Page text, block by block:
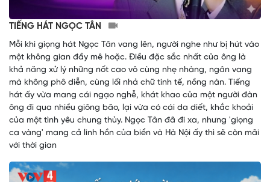
TIẾNG HÁT NGỌC TÂN
Mỗi khi giọng hát Ngọc Tân vang lên, người nghe như bị hút vào
một không gian đầy mê hoặc. Điều đặc sắc nhất của ông là
khả năng xử lý những nốt cao vô cùng nhẹ nhàng, ngân vang
mà không phô diễn, cùng lối nhả chữ tinh tế, nồng nàn. Tiếng
hát ấy vừa mang cái ngạo nghễ, khát khao của một người đàn
ông đi qua nhiều giông bão, lại vừa có cái da diết, khắc khoải
của một tình yêu chung thủy. Ngọc Tân đã đi xa, nhưng 'giọng
ca vàng' mang cả linh hồn của biển và Hà Nội ấy thì sẽ còn mãi
với thời gian